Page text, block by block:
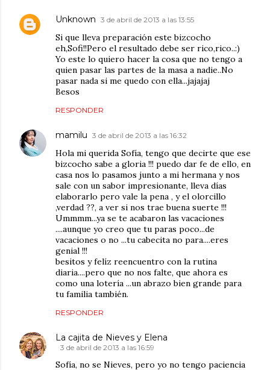
Unknown 3 de abril de 2013 a las 13:55
Si que lleva preparación este bizcocho
eh,Sofi!!Pero el resultado debe ser rico,rico..:)
Yo este lo quiero hacer la cosa que no tengo a
quien pasar las partes de la masa a nadie..No
pasar nada si me quedo con ella...jajajaj
Besos
RESPONDER
mamilu 3 de abril de 2013 a las 16:32
Hola mi querida Sofía, tengo que decirte que ese
bizcocho sabe a gloria !!! puedo dar fe de ello, en
casa nos lo pasamos junto a mi hermana y nos
sale con un sabor impresionante, lleva días
elaborarlo pero vale la pena , y el olorcillo
,verdad ??, a ver si nos trae buena suerte !!!
Ummmm...ya se te acabaron las vacaciones
....aunque yo creo que tu paras poco...de
vacaciones o no ...tu cabecita no para....eres
genial !!!
besitos y felíz reencuentro con la rutina
diaria....pero que no nos falte, que ahora es
como una lotería ...un abrazo bien grande para
tu familia también.
RESPONDER
La cajita de Nieves y Elena
3 de abril de 2013 a las 16:59
Sofía, no se Nieves, pero yo no tengo paciencia